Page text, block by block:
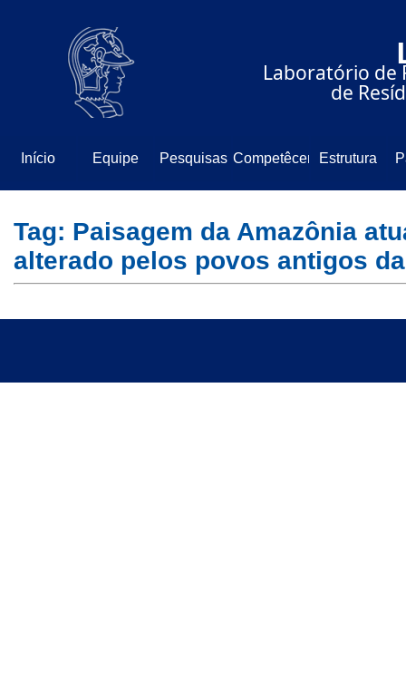
⠀⠀⠀⠀Laboratório de
⠀⠀⠀⠀⠀⠀⠀⠀⠀de
Início Equipe Pesquisas CompetêcenciaEstrutura
Tag: Paisagem da Amazônia
alterado pelos povos antigos